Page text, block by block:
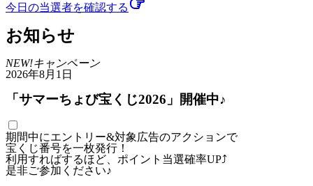
今日の当選者を確認する
お知らせ
NEW!キャンペーン
2026年8月1日
「サマーちょび宝くじ2026」開催中♪
期間中にエントリー&対象広告のアクションで
宝くじ番号を一枚発行！
利用すればするほど、ポイント当選確率UP⤴
是非ご参加ください♪